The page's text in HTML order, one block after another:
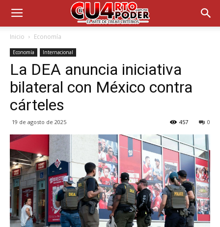
Inicio Economía
Economía Internacional
La DEA anuncia iniciativa
bilateral con México contra
cárteles
19 de agosto de 2025 0
457